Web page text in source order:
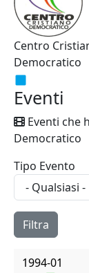
Centro
Democratico
Eventi
Eventi che
Democratico
Tipo Evento
1994-01